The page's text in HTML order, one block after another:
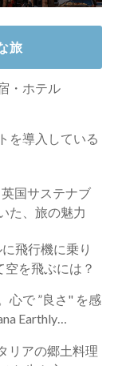
旅
・ホテル
を導入している
た、旅の魅力
飛行機に乗り
を飛ぶには？
心で ”良さ" を感
Earthly
リアの郷土料理